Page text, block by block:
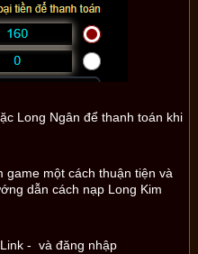
Long Ngân để thanh toán khi
một cách thuận tiện và
dẫn cách nạp Long Kim
Link - và đăng nhập